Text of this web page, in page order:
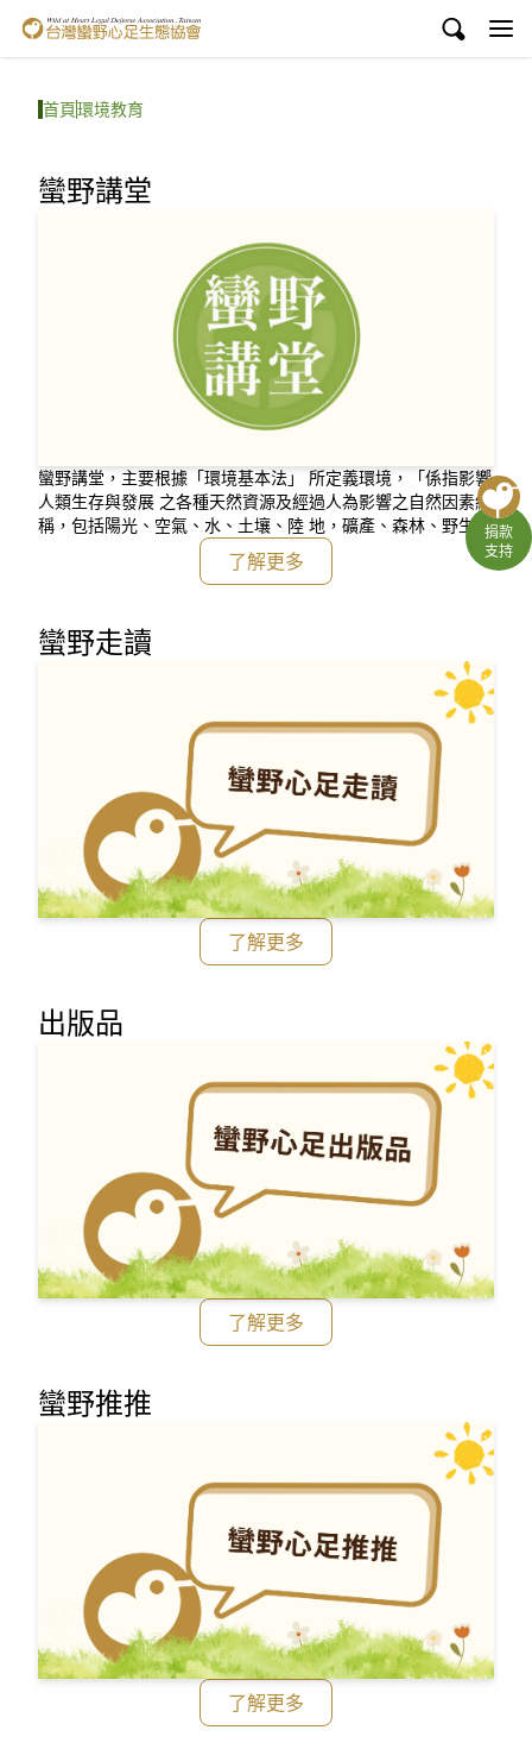
台灣蠻野心足生態協會
環境教育
YouTube
捐款
支持
首頁環境教育
蠻野講堂
蠻野講堂，主要根據「環境基本法」 所定義環境，「係指影響
人類生存與發展 之各種天然資源及經過人為影響之自然因素總
稱，包括陽光、空氣、水、土壤、陸 地，礦產、森林、野生生
物、景觀及遊憩 、社會經濟、文化、人文史蹟、自然遺蹟 及
自然生態系統等。」作為課程安排之主軸。希望透過多元化的
了解更多
蠻野走讀
了解更多
出版品
了解更多
蠻野推推
了解更多